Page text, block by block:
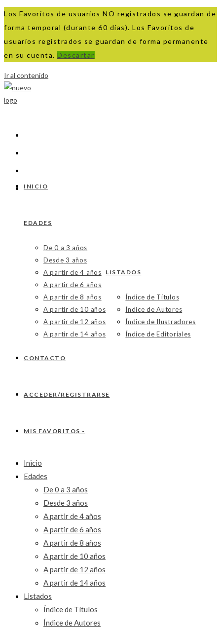
Los Favoritos de usuarios NO registrados se guardan de
forma temporal (durante 60 días). Los Favoritos de
usuarios registrados se guardan de forma permanente
en su cuenta. Descartar
Ir al contenido
INICIO
EDADES
De 0 a 3 años
Desde 3 años
A partir de 4 años
A partir de 6 años
A partir de 8 años
A partir de 10 años
A partir de 12 años
A partir de 14 años
LISTADOS
Índice de Títulos
Índice de Autores
Índice de Ilustradores
Índice de Editoriales
CONTACTO
ACCEDER/REGISTRARSE
MIS FAVORITOS -
Inicio
Edades
De 0 a 3 años
Desde 3 años
A partir de 4 años
A partir de 6 años
A partir de 8 años
A partir de 10 años
A partir de 12 años
A partir de 14 años
Listados
Índice de Títulos
Índice de Autores